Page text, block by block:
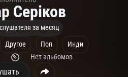
Серіков
за месяц
Другое Поп
Инди
Нет альбомов